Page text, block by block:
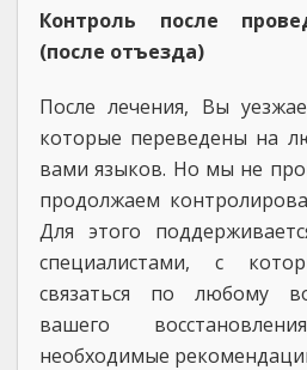
Контроль после
(после отъезда)
После лечения, Вы
которые переведены на
вами языков. Но мы не
продолжаем
Для этого
специалистами, с
связаться по любому
вашего
необходимые